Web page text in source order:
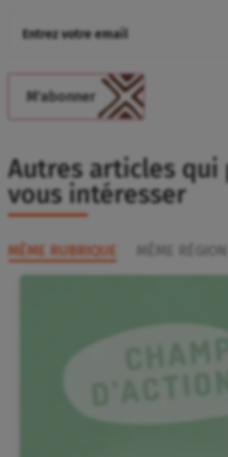
Autres articles
vous intéresser
MÊME RUBRIQUE